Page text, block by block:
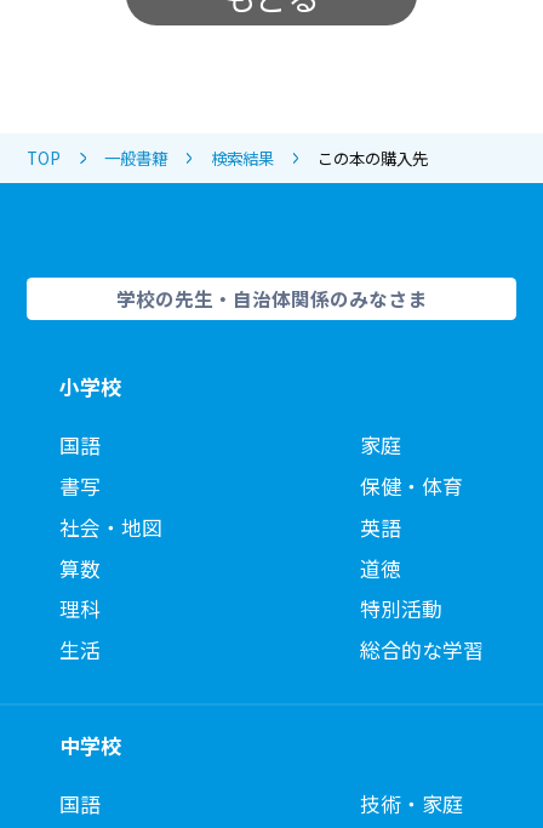
TOP 一般書籍 検索結果 この本の購入先
学校の先生・自治体関係のみなさま
小学校
国語
書写
社会・地図
算数
理科
生活
家庭
保健・体育
英語
道徳
特別活動
総合的な学習
中学校
国語
技術・家庭